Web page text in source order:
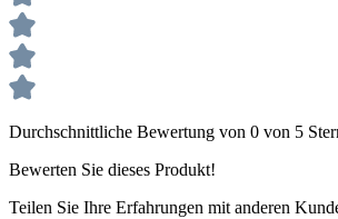
Durchschnittliche Bewertung von 0 von 5
Bewerten Sie dieses Produkt!
Teilen Sie Ihre Erfahrungen mit anderen